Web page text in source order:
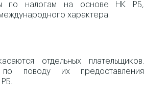
по налогам на основе НК РБ,
характера.
отдельных плательщиков.
поводу их предоставления